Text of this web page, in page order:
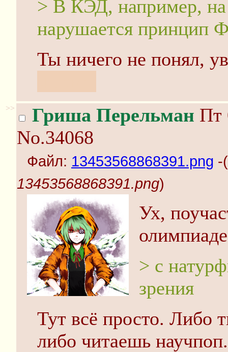
> В КЭД, например, на
нарушается принцип
Ты ничего не понял,
>> Гриша Перельман Пт
No.34068
Файл: 13453568868391.png -(
13453568868391.png)
Ух,
олимпиаде
> с
зрения
Тут всё просто. Либо
либо читаешь научпоп.